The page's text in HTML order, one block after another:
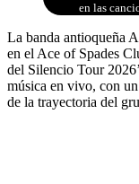
en las
La banda antioqueña
en el Ace of Spades
del Silencio Tour
música en vivo, con
de la trayectoria del